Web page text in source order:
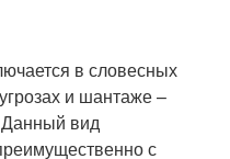
в словесных
и шантаже –
Данный вид
с